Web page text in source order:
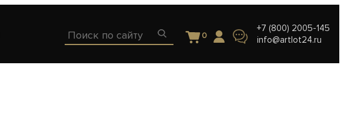
0
+7 (800) 2005-145
info@artlot24.ru